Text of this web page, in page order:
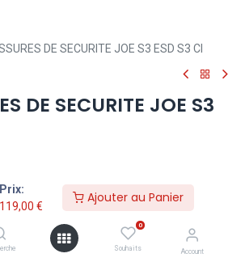
Prix:
119,00 €
Ajouter au Panier
0
Souhaits Account
DE SECURITE JOE S3 ESD S3 CI
DE SECURITE JOE S3